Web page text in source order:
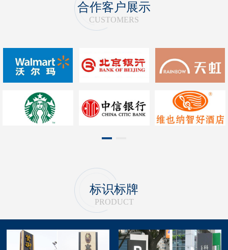
合作客户展示
CUSTOMERS
标识标牌
PRODUCT